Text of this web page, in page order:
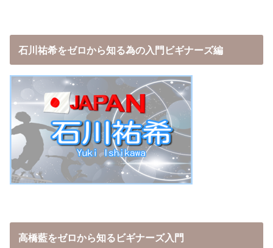
石川祐希をゼロから知る為の入門ビギナーズ編
高橋藍をゼロから知るビギナーズ入門